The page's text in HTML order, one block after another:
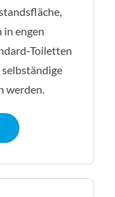
engen
Toiletten
werden.